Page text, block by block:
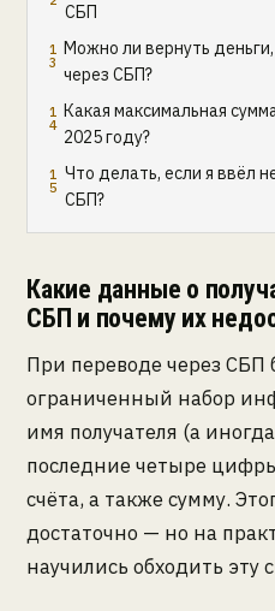
СБП
Можно ли вернуть
через СБП?
Какая максимальная
2025 году?
Что делать, если я ввёл
СБП?
Какие данные о
СБП и почему их
При переводе через СБП
ограниченный набор
имя получателя (а
последние четыре
счёта, а также сумму.
достаточно — но на
научились обходить эту